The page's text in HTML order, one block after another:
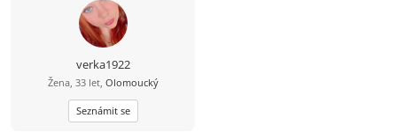
verka1922
Žena, 33 let, Olomoucký
Seznámit se